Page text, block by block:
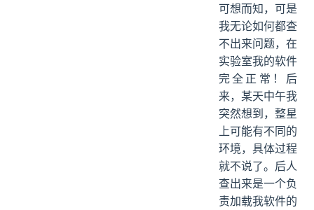
可想而知，可是
我无论如何都查
不出来问题，在
实验室我的软件
完全正常！后
来，某天中午我
突然想到，整星
上可能有不同的
环境，具体过程
就不说了。后人
查出来是一个负
责加载我软件的